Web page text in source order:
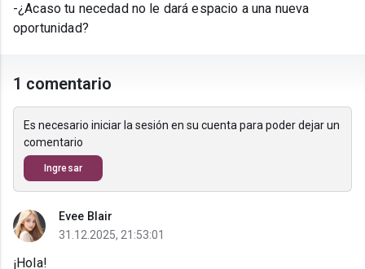
-¿Acaso tu necedad no le dará espacio a una nueva
oportunidad?
1 comentario
Es necesario iniciar la sesión en su cuenta para poder dejar un
comentario
Ingresar
Evee Blair
31.12.2025, 21:53:01
¡Hola!